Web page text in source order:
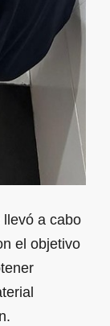
a cabo
el objetivo